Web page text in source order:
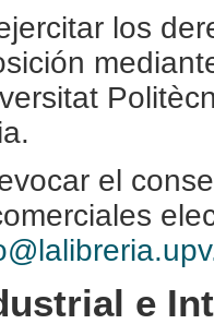
los
el
e